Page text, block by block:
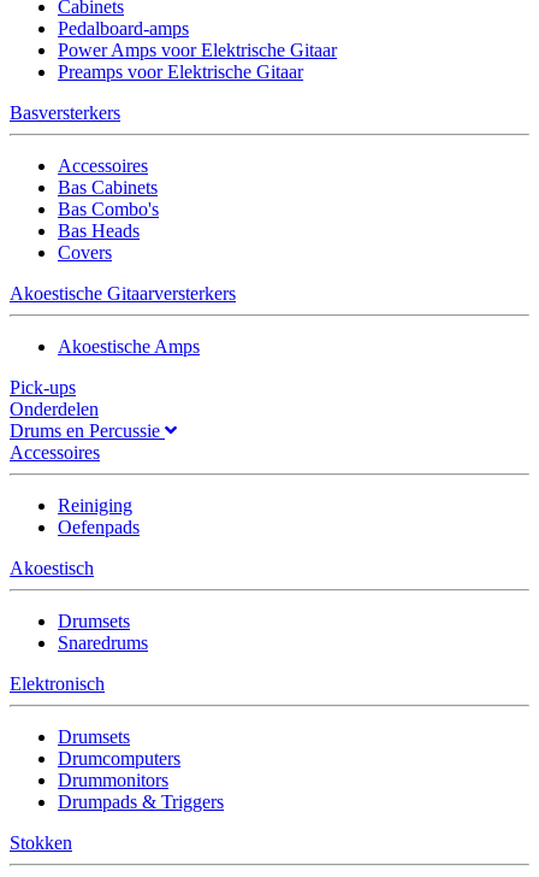
Cabinets
Pedalboard-amps
Power Amps voor Elektrische Gitaar
Preamps voor Elektrische Gitaar
Basversterkers
Accessoires
Bas Cabinets
Bas Combo's
Bas Heads
Covers
Akoestische Gitaarversterkers
Akoestische Amps
Pick-ups
Onderdelen
Drums en Percussie
Accessoires
Reiniging
Oefenpads
Akoestisch
Drumsets
Snaredrums
Elektronisch
Drumsets
Drumcomputers
Drummonitors
Drumpads & Triggers
Stokken